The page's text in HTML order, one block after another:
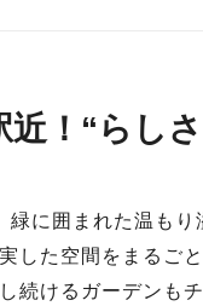
近！“らし
緑に囲まれた温も
した空間をまるご
続けるガーデンもチ